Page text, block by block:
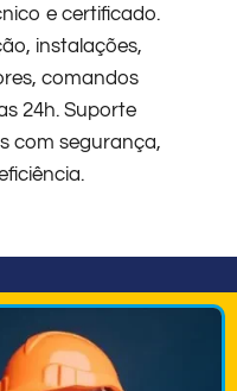
e certificado.
instalações,
comandos
24h. Suporte
com segurança,